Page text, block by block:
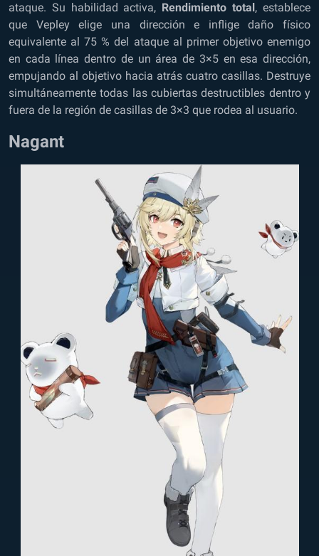
ataque. Su habilidad activa, Rendimiento total, establece
que Vepley elige una dirección e inflige daño físico
equivalente al 75 % del ataque al primer objetivo enemigo
en cada línea dentro de un área de 3×5 en esa dirección,
empujando al objetivo hacia atrás cuatro casillas. Destruye
simultáneamente todas las cubiertas destructibles dentro y
fuera de la región de casillas de 3×3 que rodea al usuario.
Nagant